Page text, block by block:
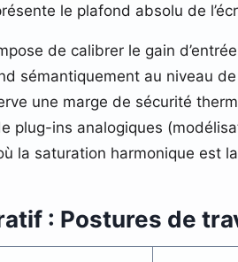
le plafond absolu de
de calibrer le gain
sémantiquement au niveau
une marge de sécurité
plug-ins analogiques
la saturation harmonique est
: Postures de